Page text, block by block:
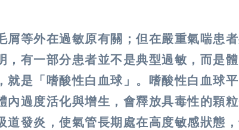
等外在過敏原有關；但在嚴重氣喘患
有一部分患者並不是典型過敏，而是
就是「嗜酸性白血球」。嗜酸性白血球
過度活化與增生，會釋放具毒性的顆
發炎，使氣管長期處在高度敏感狀態